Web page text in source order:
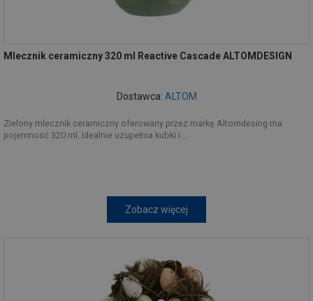
Mlecznik ceramiczny 320 ml Reactive Cascade ALTOMDESIGN
Dostawca: ALTOM
Zielony mlecznik ceramiczny oferowany przez markę Altomdesing ma
pojemność 320 ml. Idealnie uzupełnia kubki i...
Zobacz więcej